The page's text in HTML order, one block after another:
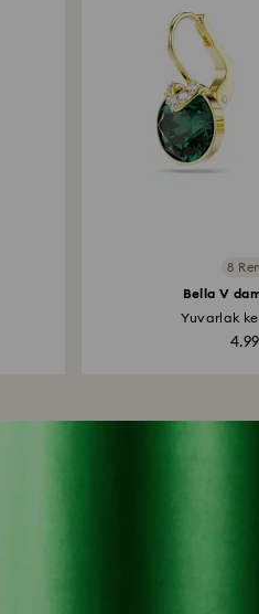
8
Bella V
Yuvarlak